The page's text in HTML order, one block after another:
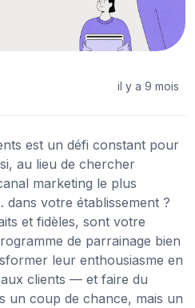
il y a 9 mois
est un défi constant pour
au lieu de chercher
marketing le plus
votre établissement ?
et fidèles, sont votre
de parrainage bien
leur enthousiasme en
clients — et faire du
un coup de chance, mais un